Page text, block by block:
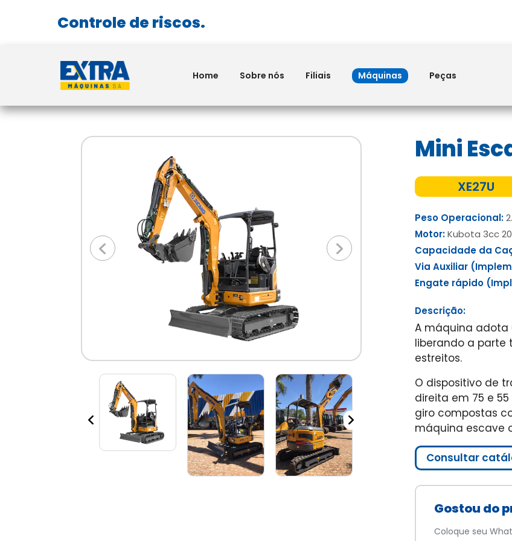
Controle de riscos.
Home Sobre nós Filiais Máquinas Peças
Anterior Próximo
Mini
XE27U
Peso Operacional:
Motor:Kubota 3cc
Capacidade da
Via Auxiliar
Engate rápido
Descrição:
A máquina adota
liberando a parte
estreitos.
O dispositivo de
direita em 75 e
giro compostas
máquina escave
Consultar
Gostou do
Coloque seu